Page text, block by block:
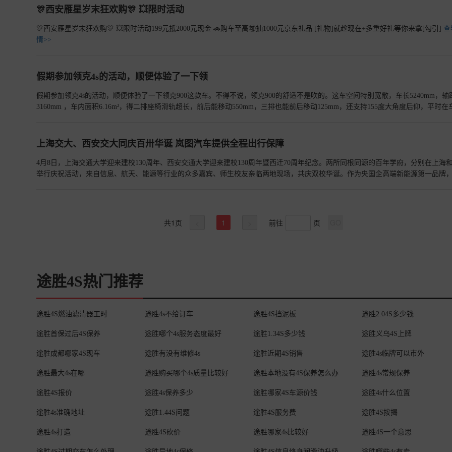
🎊西安雁星岁末狂欢购🎊 💥限时活动
🎊西安雁星岁末狂欢购🎊 💥限时活动199元抵2000元现金 🚗购车至高🉑抽1000元京东礼品 [礼物]就趁现在+多重好礼等你来拿[勾引] 查
情>>
假期参加领克4s的活动，顺便体验了一下领
假期参加领克4s的活动，顺便体验了一下领克900这款车。不得不说，领克900的舒适不是吹的。这车空间特别宽敞，车长5240mm，轴
3160mm ，车内面积6.16m²，得二排座椅滑轨超长，前后能移动550mm，三排也能前后移动125mm，还支持155度大角度后仰，平时在
这方面下足了功夫，配备哈曼卡顿31扬声器音响系统，功率很高，高达2640W，和在家用专业音响听歌一样，声音清晰、立体感强。一
声音从头枕音响传出，不影响前排聊天，也不会分心。 不得不说，领克900这款车是为家庭而来，每个家庭成员都有舒适的体验。 查
>>
上海交大、西安交大同庆百卅华诞 岚图汽车提供全程出行保障
4月8日，上海交通大学迎来建校130周年、西安交通大学迎来建校130周年暨西迁70周年纪念。两所同根同源的百年学府，分别在上海
举行庆祝活动，来自信息、航天、能源等行业的众多嘉宾、师生校友亲临两地现场，共庆双校华诞。作为央国企高端新能源第一品牌
共1 页 1 前往 页
途胜4S热门推荐
途胜4S燃油滤清器工时 途胜4s不给订车 途胜4S挡泥板 途胜2.04S多少钱
途胜首保过后4S保养 途胜哪个4s服务态度最好 途胜1.34S多少钱 途胜义乌4S上牌
途胜成都哪家4S现车 途胜有没有维修4s 途胜近期4S销售 途胜4s临牌可以市外
途胜最大4s在哪 途胜购买哪个4s质量比较好 途胜本地没有4S保养怎么办 途胜4s常规保养
途胜4S报价 途胜4s保养多少 途胜哪家4S车源价钱 途胜4s什么位置
途胜4s准确地址 途胜1.44S问题 途胜4S服务费 途胜4S按揭
途胜4s打造 途胜4S砍价 途胜哪家4s比较好 途胜4S一个意思